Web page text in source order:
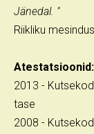
Jänedal. "
Riikliku
Atestatsioonid:
2013 -
tase
2008 -